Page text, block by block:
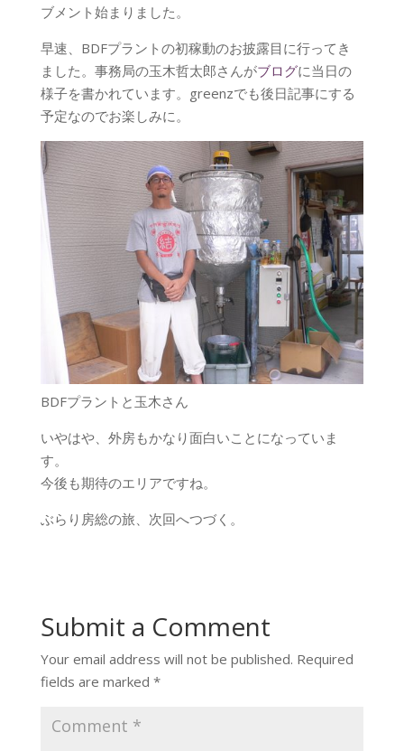
ブメント始まりました。
早速、BDFプラントの初稼動のお披露目に行ってき
ました。事務局の玉木哲太郎さんがブログに当日の
様子を書かれています。greenzでも後日記事にする
予定なのでお楽しみに。
BDFプラントと玉木さん
いやはや、外房もかなり面白いことになっていま
す。
今後も期待のエリアですね。
ぶらり房総の旅、次回へつづく。
Submit a Comment
Your email address will not be published. Required
fields are marked *